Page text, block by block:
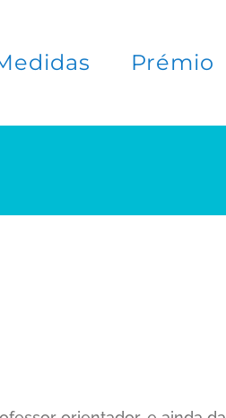
Prémio